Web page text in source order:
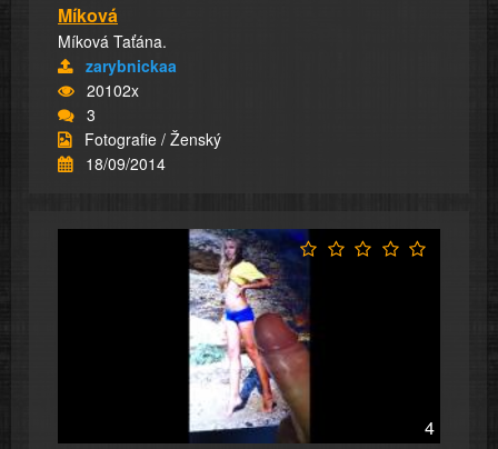
Míková
Míková Taťána.
zarybnickaa
20102x
3
Fotografie / Ženský
18/09/2014
4